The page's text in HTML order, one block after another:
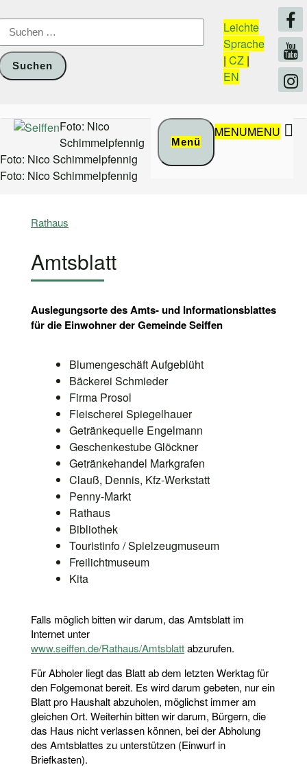
Leichte
Sprache
| CZ |
EN
Menü
MENUMENU
Foto: Nico
Schimmelpfennig
Foto: Nico Schimmelpfennig
Foto: Nico Schimmelpfennig
Rathaus
Amtsblatt
Auslegungsorte des Amts- und Informationsblattes
für die Einwohner der Gemeinde Seiffen
Blumengeschäft Aufgeblüht
Bäckerei Schmieder
Firma Prosol
Fleischerei Spiegelhauer
Getränkequelle Engelmann
Geschenkestube Glöckner
Getränkehandel Markgrafen
Clauß, Dennis, Kfz-Werkstatt
Penny-Markt
Rathaus
Bibliothek
Touristinfo / Spielzeugmuseum
Freilichtmuseum
Kita
Falls möglich bitten wir darum, das Amtsblatt im
Internet unter
www.seiffen.de/Rathaus/Amtsblattabzurufen.
Für Abholer liegt das Blatt ab dem letzten Werktag für
den Folgemonat bereit. Es wird darum gebeten, nur ein
Blatt pro Haushalt abzuholen, möglichst immer am
gleichen Ort. Weiterhin bitten wir darum, Bürgern, die
das Haus nicht verlassen können, bei der Abholung
des Amtsblattes zu unterstützen (Einwurf in
Briefkasten).